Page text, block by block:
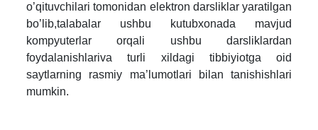
o’qituvchilari tomonidan elektron darsliklar yaratilgan
bo’lib,talabalar ushbu kutubxonada mavjud
kompyuterlar orqali ushbu darsliklardan
foydalanishlariva turli xildagi tibbiyiotga oid
saytlarning rasmiy ma’lumotlari bilan tanishishlari
mumkin.